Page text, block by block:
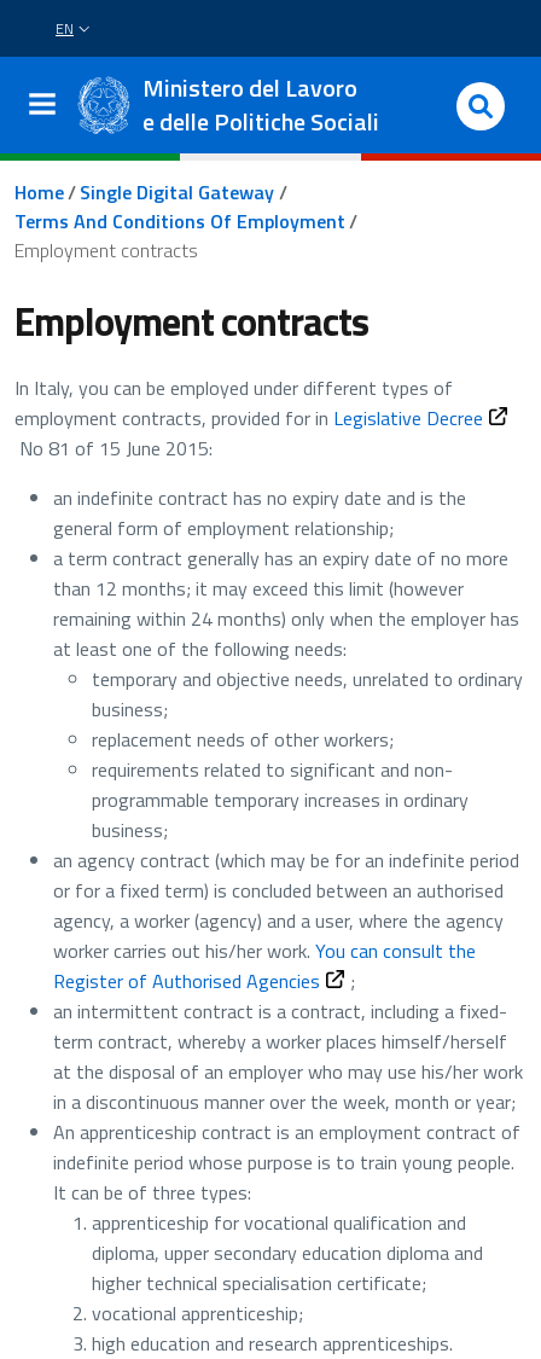
LANGUAGE SWITCHER: CURRENT LANGUAGE
EN
Ministero del Lavoro
e delle Politiche Sociali
Breadcrumb
Home/Single Digital Gateway/
Terms And Conditions Of Employment/
Employment contracts
Employment contracts
In Italy, you can be employed under different types of
employment contracts, provided for in Legislative Decree Apre
No 81 of 15 June 2015:
an indefinite contract has no expiry date and is the
general form of employment relationship;
a term contract generally has an expiry date of no more
than 12 months; it may exceed this limit (however
remaining within 24 months) only when the employer has
at least one of the following needs:
temporary and objective needs, unrelated to ordinary
business;
replacement needs of other workers;
requirements related to significant and non-
programmable temporary increases in ordinary
business;
an agency contract (which may be for an indefinite period
or for a fixed term) is concluded between an authorised
agency, a worker (agency) and a user, where the agency
worker carries out his/her work. You can consult the
Register of Authorised Agencies
;
an intermittent contract is a contract, including a fixed-
term contract, whereby a worker places himself/herself
at the disposal of an employer who may use his/her work
in a discontinuous manner over the week, month or year;
An apprenticeship contract is an employment contract of
indefinite period whose purpose is to train young people.
It can be of three types:
apprenticeship for vocational qualification and
diploma, upper secondary education diploma and
higher technical specialisation certificate;
vocational apprenticeship;
high education and research apprenticeships.